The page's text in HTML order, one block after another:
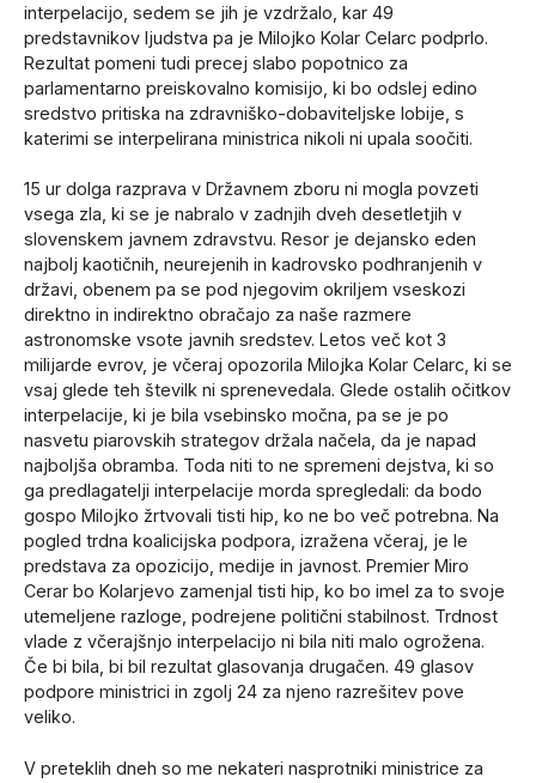
interpelacijo, sedem se jih je vzdržalo, kar 49
predstavnikov ljudstva pa je Milojko Kolar Celarc podprlo.
Rezultat pomeni tudi precej slabo popotnico za
parlamentarno preiskovalno komisijo, ki bo odslej edino
sredstvo pritiska na zdravniško-dobaviteljske lobije, s
katerimi se interpelirana ministrica nikoli ni upala soočiti.
15 ur dolga razprava v Državnem zboru ni mogla povzeti
vsega zla, ki se je nabralo v zadnjih dveh desetletjih v
slovenskem javnem zdravstvu. Resor je dejansko eden
najbolj kaotičnih, neurejenih in kadrovsko podhranjenih v
državi, obenem pa se pod njegovim okriljem vseskozi
direktno in indirektno obračajo za naše razmere
astronomske vsote javnih sredstev. Letos več kot 3
milijarde evrov, je včeraj opozorila Milojka Kolar Celarc, ki se
vsaj glede teh številk ni sprenevedala. Glede ostalih očitkov
interpelacije, ki je bila vsebinsko močna, pa se je po
nasvetu piarovskih strategov držala načela, da je napad
najboljša obramba. Toda niti to ne spremeni dejstva, ki so
ga predlagatelji interpelacije morda spregledali: da bodo
gospo Milojko žrtvovali tisti hip, ko ne bo več potrebna. Na
pogled trdna koalicijska podpora, izražena včeraj, je le
predstava za opozicijo, medije in javnost. Premier Miro
Cerar bo Kolarjevo zamenjal tisti hip, ko bo imel za to svoje
utemeljene razloge, podrejene politični stabilnost. Trdnost
vlade z včerajšnjo interpelacijo ni bila niti malo ogrožena.
Če bi bila, bi bil rezultat glasovanja drugačen. 49 glasov
podpore ministrici in zgolj 24 za njeno razrešitev pove
veliko.
V preteklih dneh so me nekateri nasprotniki ministrice za